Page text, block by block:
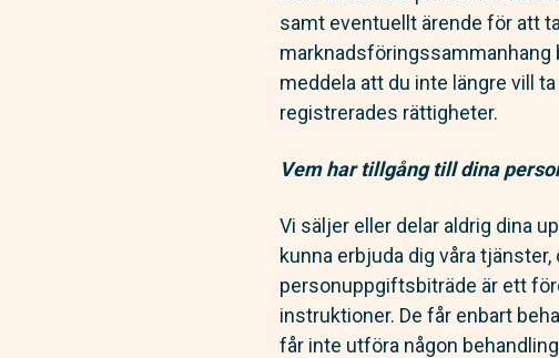
samt eventuellt ärende för att
marknadsföringssammanhang
meddela att du inte längre vill
registrerades rättigheter.
Vem har tillgång till dina
Vi säljer eller delar aldrig dina
kunna erbjuda dig våra
personuppgiftsbiträde är ett
instruktioner. De får enbart
får inte utföra någon